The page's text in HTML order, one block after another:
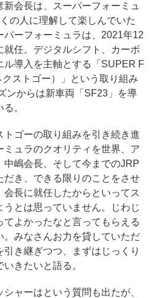
会長は、スーパーフォーミュ
の人に理解して楽しんでいた
パーフォーミュラは、2021年12
就任。デジタルシフト、カーボ
ル導入を主軸とする「SUPER F
ストゴー）」という取り組み
ンからは新車両「SF23」を導
。
ゴーの取り組みを引き続き進
ュラのクオリティを世界、ア
中嶋会長、そして今までのJRP
だき、できる限りのことをさせ
長に就任したからといってス
うとは思っていません。じわじ
よかったなと言ってもらえる
。みなさんお力を貸していただ
き継ぎつつ、まずはじっくり
きたいと語る。
ャーはという質問も出たが、